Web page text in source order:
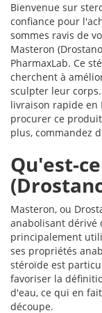
Bienvenue sur
confiance pour
sommes ravis de
Masteron
PharmaxLab. Ce
cherchent à
sculpter leur
livraison rapide en
procurer ce
plus, commandez
Qu'est-
Masteron, ou
anabolisant dérivé
principalement
ses propriétés
stéroïde est
favoriser la
d'eau, ce qui en
découpe.